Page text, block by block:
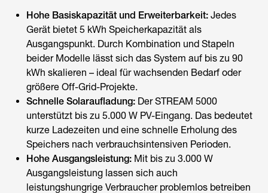
Hohe Basiskapazität und Erweiterbarkeit: Jedes
Gerät bietet 5 kWh Speicherkapazität als
Ausgangspunkt. Durch Kombination und Stapeln
beider Modelle lässt sich das System auf bis zu 90
kWh skalieren – ideal für wachsenden Bedarf oder
größere Off-Grid-Projekte.
Schnelle Solaraufladung: Der STREAM 5000
unterstützt bis zu 5.000 W PV-Eingang. Das bedeutet
kurze Ladezeiten und eine schnelle Erholung des
Speichers nach verbrauchsintensiven Perioden.
Hohe Ausgangsleistung: Mit bis zu 3.000 W
Ausgangsleistung lassen sich auch
leistungshungrige Verbraucher problemlos betreiben